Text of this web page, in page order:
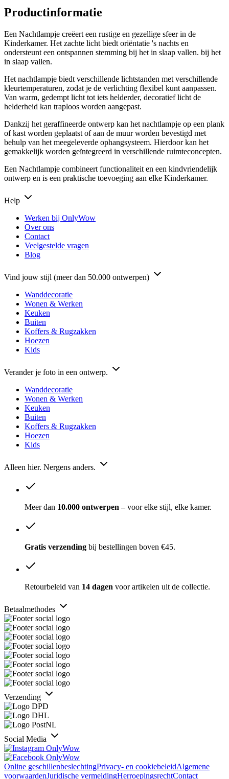
Productinformatie
Een Nachtlampje creëert een rustige en gezellige sfeer in de
Kinderkamer. Het zachte licht biedt oriëntatie 's nachts en
ondersteunt een ontspannen stemming bij het in slaap vallen. bij het
in slaap vallen.
Het nachtlampje biedt verschillende lichtstanden met verschillende
kleurtemperaturen, zodat je de verlichting flexibel kunt aanpassen.
Van warm, gedempt licht tot iets helderder, decoratief licht de
helderheid kan traploos worden aangepast.
Dankzij het geraffineerde ontwerp kan het nachtlampje op een plank
of kast worden geplaatst of aan de muur worden bevestigd met
behulp van het meegeleverde ophangsysteem. Hierdoor kan het
gemakkelijk worden geïntegreerd in verschillende ruimteconcepten.
Een Nachtlampje combineert functionaliteit en een kindvriendelijk
ontwerp en is een praktische toevoeging aan elke Kinderkamer.
Help
Werken bij OnlyWow
Over ons
Contact
Veelgestelde vragen
Blog
Vind jouw stijl (meer dan 50.000 ontwerpen)
Wanddecoratie
Wonen & Werken
Keuken
Buiten
Koffers & Rugzakken
Hoezen
Kids
Verander je foto in een ontwerp.
Wanddecoratie
Wonen & Werken
Keuken
Buiten
Koffers & Rugzakken
Hoezen
Kids
Alleen hier. Nergens anders.
Meer dan 10.000 ontwerpen –voor elke stijl, elke kamer.
Gratis verzending bij bestellingen boven €45.
Retourbeleid van 14 dagen voor artikelen uit de collectie.
Betaalmethodes
Verzending
Social Media
Online geschillenbeslechtingPrivacy- en cookiebeleidAlgemene
voorwaardenJuridische vermeldingHerroepingsrechtContact